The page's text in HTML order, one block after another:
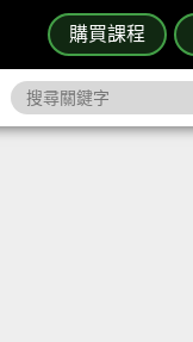
購買課程